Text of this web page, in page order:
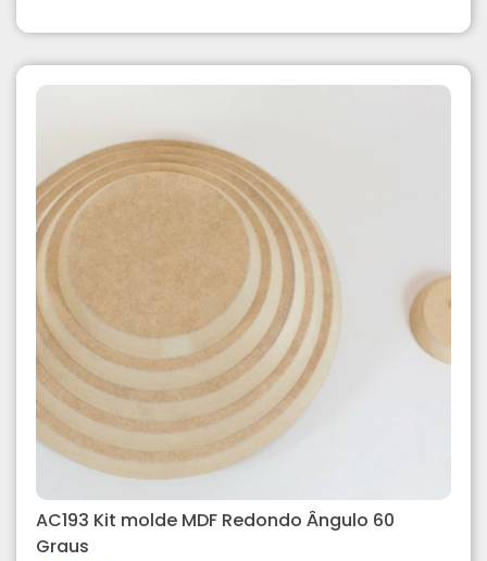
AC193 Kit molde MDF Redondo Ângulo 60
Graus